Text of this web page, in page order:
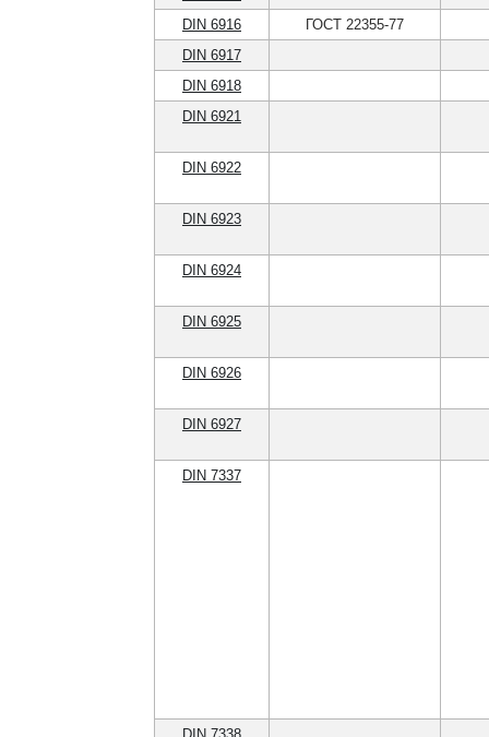
DIN 6916
ГОСТ 22355-77
DIN 6917
DIN 6918
DIN 6921
DIN 6922
DIN 6923
DIN 6924
DIN 6925
DIN 6926
DIN 6927
DIN 7337